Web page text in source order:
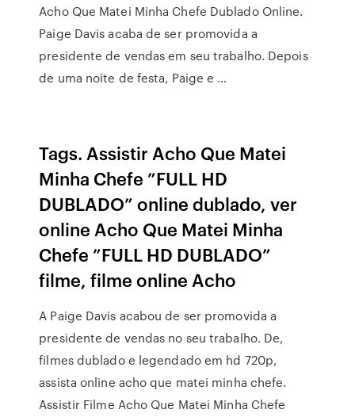
Acho Que Matei Minha Chefe Dublado Online.
Paige Davis acaba de ser promovida a
presidente de vendas em seu trabalho. Depois
de uma noite de festa, Paige e …
Tags. Assistir Acho Que Matei
Minha Chefe ”FULL HD
DUBLADO” online dublado, ver
online Acho Que Matei Minha
Chefe ”FULL HD DUBLADO”
filme, filme online Acho
A Paige Davis acabou de ser promovida a
presidente de vendas no seu trabalho. De,
filmes dublado e legendado em hd 720p,
assista online acho que matei minha chefe.
Assistir Filme Acho Que Matei Minha Chefe